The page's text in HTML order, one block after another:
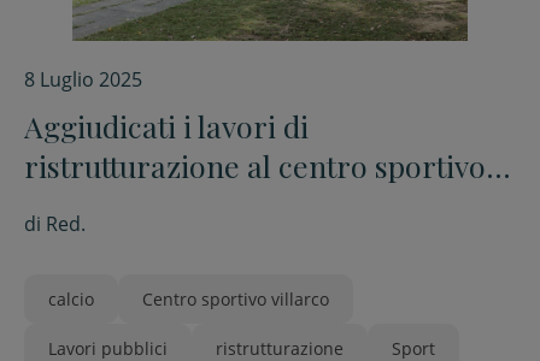
8 Luglio 2025
Aggiudicati i lavori di
ristrutturazione al centro sportivo
di Villarco
di Red.
calcio Centro sportivo villarco
Lavori pubblici ristrutturazione Sport